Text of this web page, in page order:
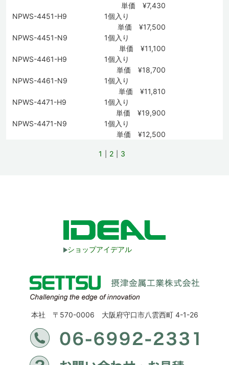
単価 ¥7,430
NPWS-4451-H9
1個入り
単価 ¥17,500
NPWS-4451-N9
1個入り
単価 ¥11,100
NPWS-4461-H9
1個入り
単価 ¥18,700
NPWS-4461-N9
1個入り
単価 ¥11,810
NPWS-4471-H9
1個入り
単価 ¥19,900
NPWS-4471-N9
1個入り
単価 ¥12,500
1 2 3
ショップアイデアル
本社 〒570-0006 大阪府守口市八雲西町 4-1-26